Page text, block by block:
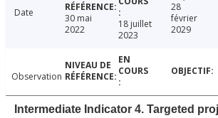
Date
30 mai
2022
18 juillet
2023
28
février
2029
Observation
Intermediate Indicator 4. Targeted